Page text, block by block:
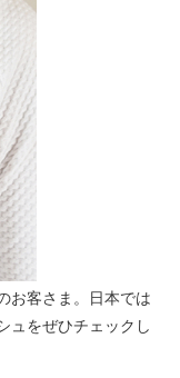
お客さま。日本では
ュをぜひチェックし